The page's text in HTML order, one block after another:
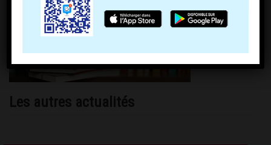
Les autres actualités